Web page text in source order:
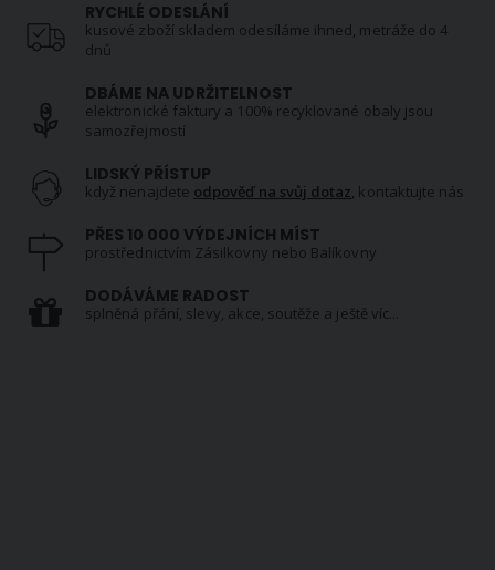
RYCHLÉ ODESLÁNÍ
kusové zboží skladem odesíláme ihned, metráže do 4
dnů
DBÁME NA UDRŽITELNOST
elektronické faktury a 100% recyklované obaly jsou
samozřejmostí
LIDSKÝ PŘÍSTUP
když nenajdete odpověď na svůj dotaz, kontaktujte nás
PŘES 10 000 VÝDEJNÍCH MÍST
prostřednictvím Zásilkovny nebo Balíkovny
DODÁVÁME RADOST
splněná přání, slevy, akce, soutěže a ještě víc...